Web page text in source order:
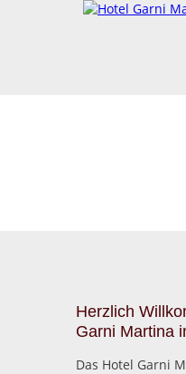
Herzlich
Garni Martina
Das Hotel Garni